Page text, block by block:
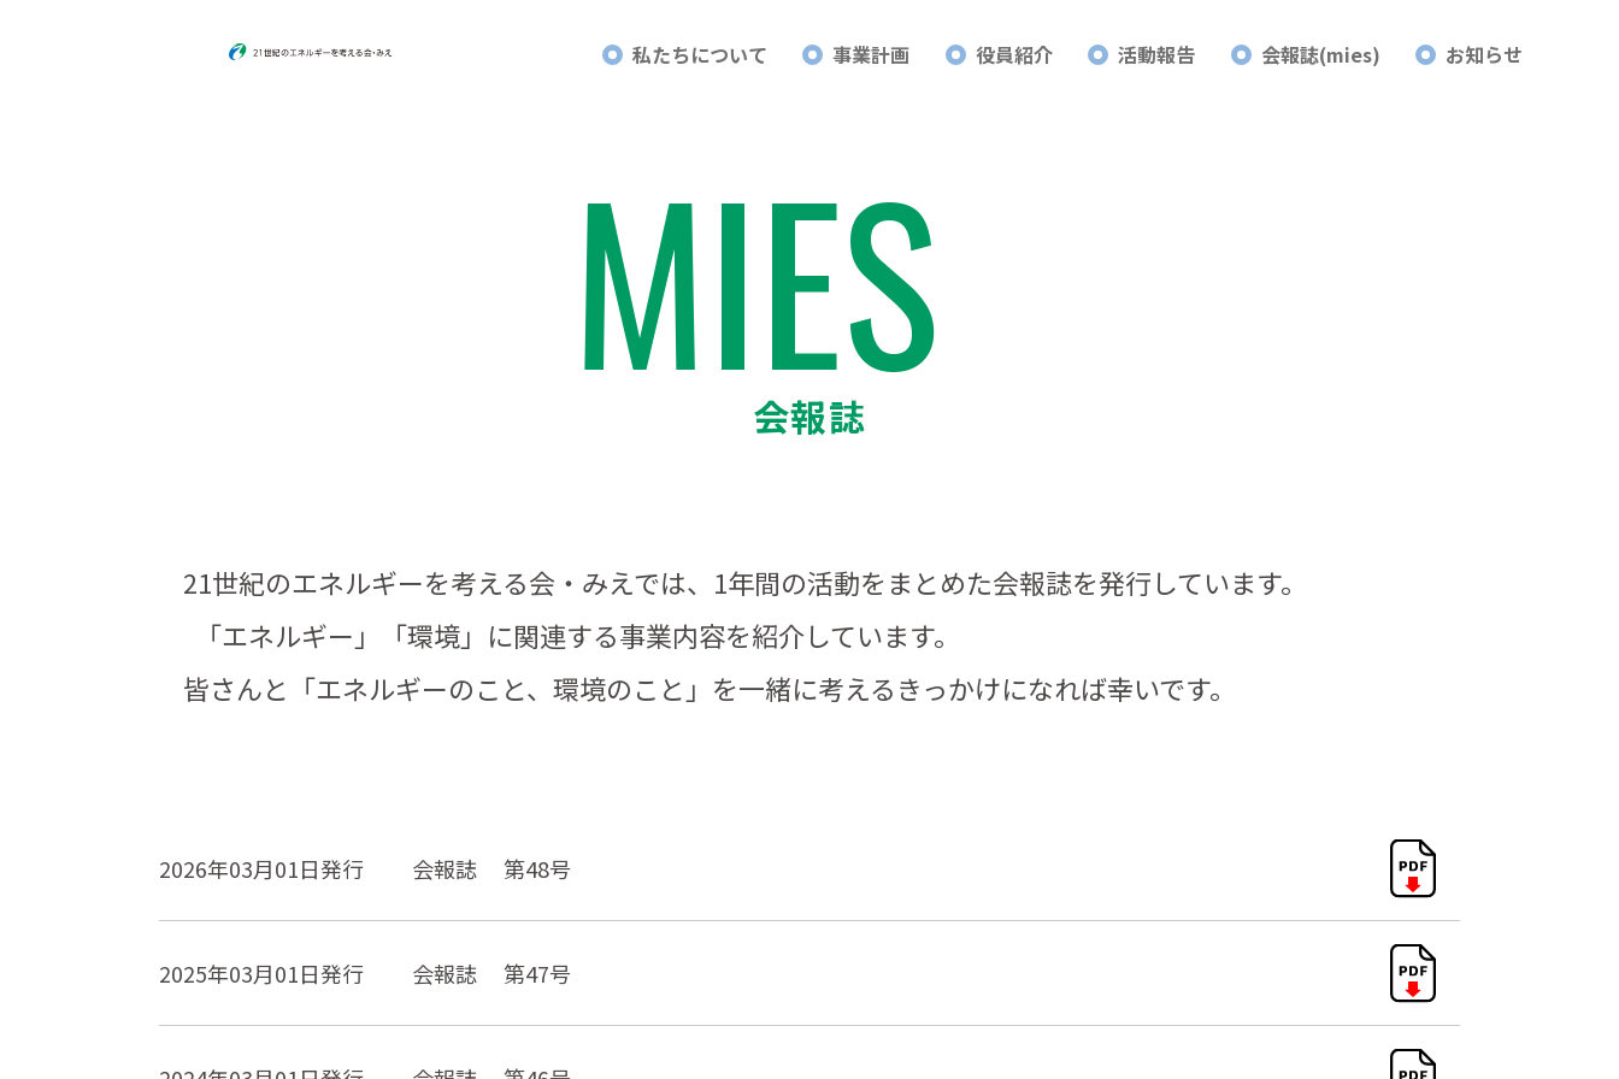
21世紀のエネルギーを考える会・みえ
私たちについて 事業計画 役員紹介 活動報告 会報誌(mies) お知らせ
MIES
会報誌
21世紀のエネルギーを考える会・みえでは、1年間の活動をまとめた会報誌を発行しています。
「エネルギー」「環境」に関連する事業内容を紹介しています。
皆さんと「エネルギーのこと、環境のこと」を一緒に考えるきっかけになれば幸いです。
2026年03月01日発行 会報誌 第48号
2025年03月01日発行 会報誌 第47号